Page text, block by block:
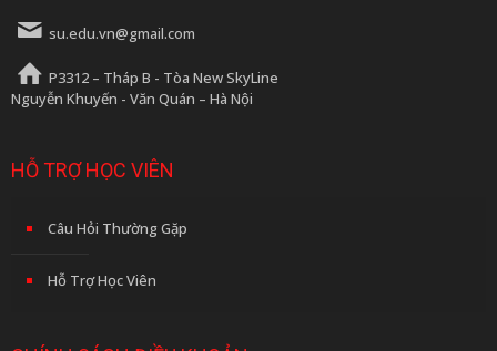
su.edu.vn@gmail.com
P3312 – Tháp B - Tòa New SkyLine
Nguyễn Khuyến - Văn Quán – Hà Nội
HỖ TRỢ HỌC VIÊN
Câu Hỏi Thường Gặp
Hỗ Trợ Học Viên